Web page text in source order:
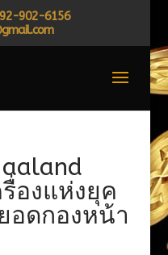
902-6156
องแห่งยุค
อดกองหน้า